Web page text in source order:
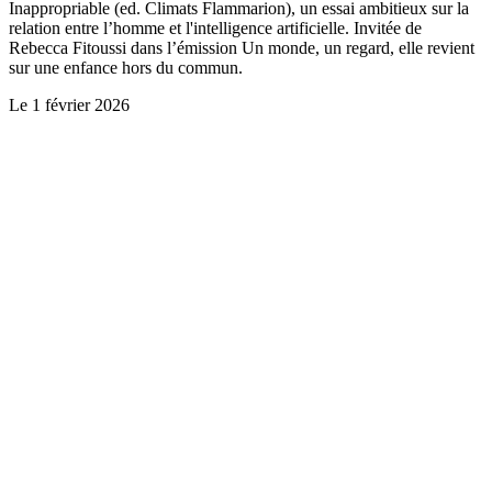
Inappropriable (ed. Climats Flammarion), un essai ambitieux sur la
relation entre l’homme et l'intelligence artificielle. Invitée de
Rebecca Fitoussi dans l’émission Un monde, un regard, elle revient
sur une enfance hors du commun.
Le 1 février 2026